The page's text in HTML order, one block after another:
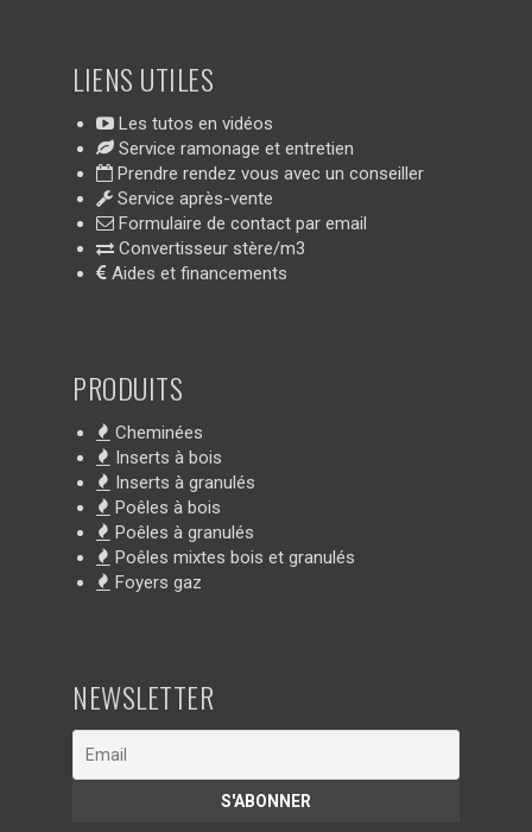
LIENS UTILES
Les tutos en vidéos
Service ramonage et entretien
Prendre rendez vous avec un conseiller
Service après-vente
Formulaire de contact par email
Convertisseur stère/m3
Aides et financements
PRODUITS
Cheminées
Inserts à bois
Inserts à granulés
Poêles à bois
Poêles à granulés
Poêles mixtes bois et granulés
Foyers gaz
NEWSLETTER